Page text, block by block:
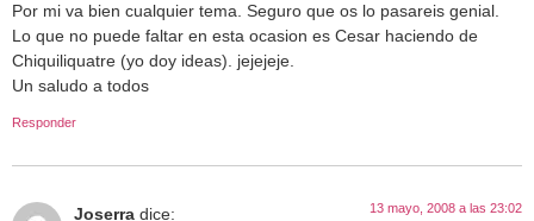
Por mi va bien cualquier tema. Seguro que os lo pasareis genial.
Lo que no puede faltar en esta ocasion es Cesar haciendo de
Chiquiliquatre (yo doy ideas). jejejeje.
Un saludo a todos
Responder
Joserra dice: 13 mayo, 2008 a las 23:02